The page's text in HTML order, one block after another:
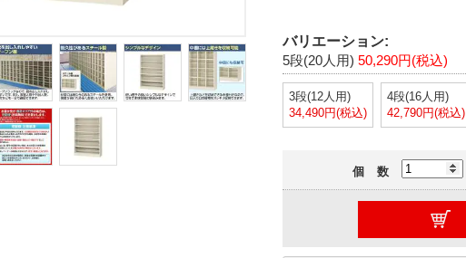
バリエーション:
5段(20人用) 50,290円(税込)
3段(12人用)
34,490円(税込)
4段(16人用)
42,790円(税込)
個 数